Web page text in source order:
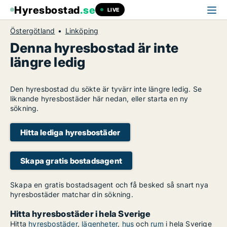
Hyresbostad.se LIVE
Östergötland Linköping
Denna hyresbostad är inte
längre ledig
Den hyresbostad du sökte är tyvärr inte längre ledig. Se
liknande hyresbostäder här nedan, eller starta en ny
sökning.
Hitta lediga hyresbostäder
Skapa gratis bostadsagent
Skapa en gratis bostadsagent och få besked så snart nya
hyresbostäder matchar din sökning.
Hitta hyresbostäder i hela Sverige
Hitta hyresbostäder, lägenheter, hus och rum i hela Sverige